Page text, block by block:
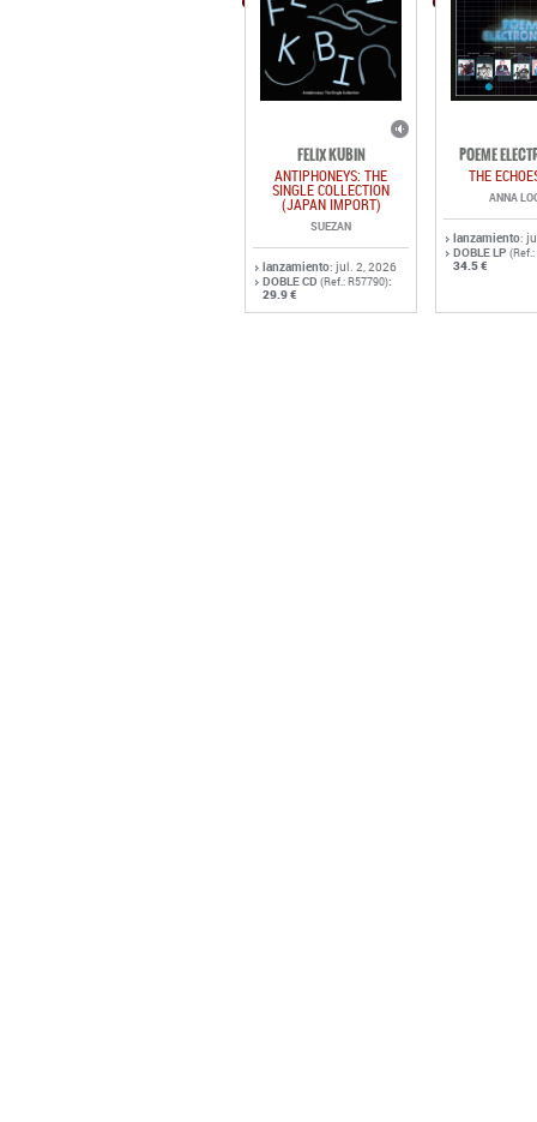
FELIX KUBIN
ANTIPHONEYS: THE
SINGLE COLLECTION
(JAPAN IMPORT)
SUEZAN
lanzamiento: jul. 2, 2026
DOBLE CD (Ref.: R57790):
29.9 €
POEME
THE
ANNA
lanzamiento:
DOBLE LP
34.5 €